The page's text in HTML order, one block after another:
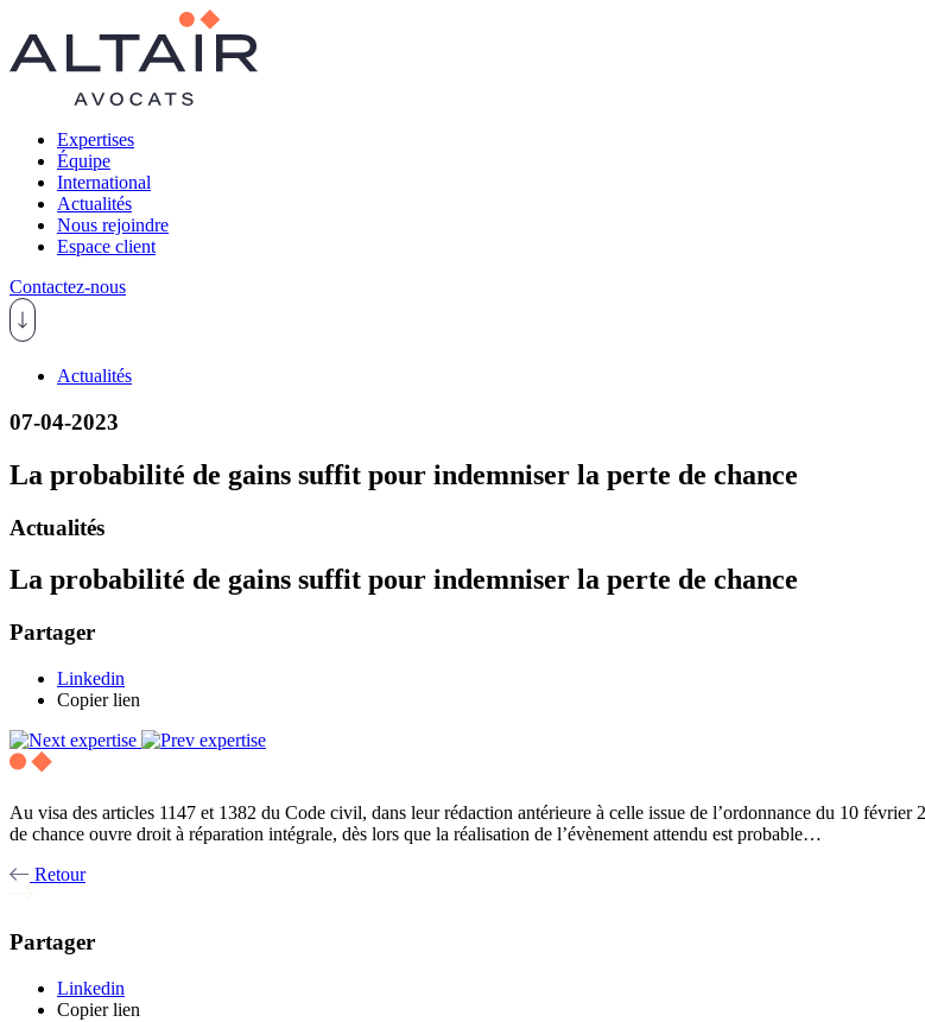
Expertises
Équipe
International
Actualités
Nous rejoindre
Espace client
Contactez-nous
Actualités
07-04-2023
La probabilité de gains suffit pour indemniser la perte de chance
Actualités
La probabilité de gains suffit pour indemniser la perte de chance
Partager
Linkedin
Copier lien
Au visa des articles 1147 et 1382 du Code civil, dans leur rédaction antérieure à celle issue de l’ordonnance du 10
de chance ouvre droit à réparation intégrale, dès lors que la réalisation de l’évènement attendu est probable…
Retour
Partager
Linkedin
Copier lien